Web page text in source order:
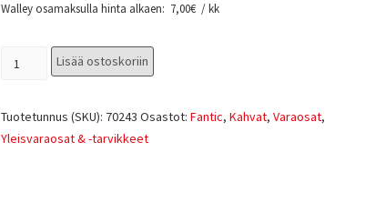
Walley osamaksulla hinta alkaen: 7,00€ / kk
Lisää ostoskoriin
Tuotetunnus (SKU): 70243 Osastot: Fantic, Kahvat, Varaosat,
Yleisvaraosat & -tarvikkeet